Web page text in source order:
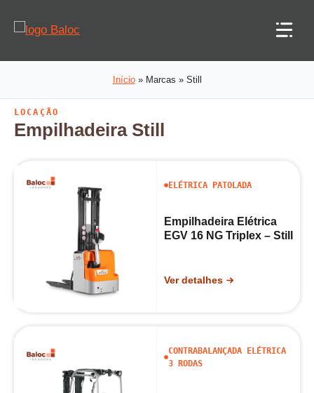
para
conteúdo
Início» Marcas » Still
LOCAÇÃO
EmpilhadeiraStill
ELÉTRICA PATOLADA
Empilhadeira Elétrica
EGV 16 NG Triplex – Still
Ver detalhes
CONTRABALANÇADA ELÉTRICA
3 RODAS